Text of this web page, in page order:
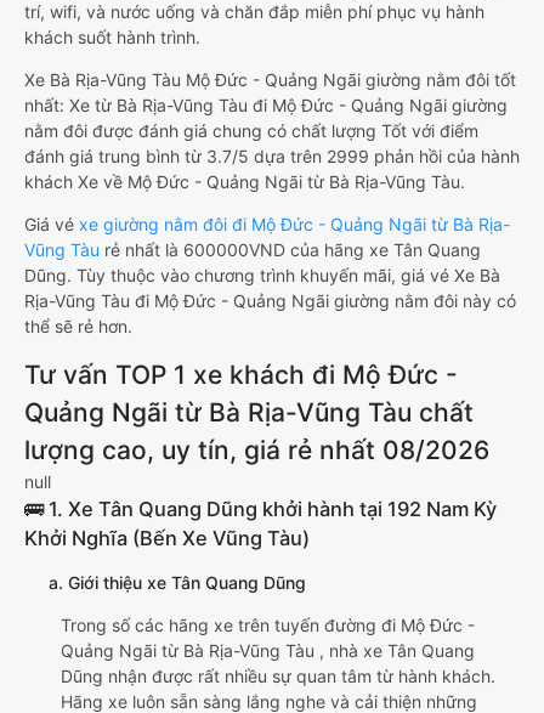
trí, wifi, và nước uống và chăn đắp miễn phí phục vụ hành
khách suốt hành trình.
Xe Bà Rịa-Vũng Tàu Mộ Đức - Quảng Ngãi giường nằm đôi tốt
nhất: Xe từ Bà Rịa-Vũng Tàu đi Mộ Đức - Quảng Ngãi giường
nằm đôi được đánh giá chung có chất lượng Tốt với điểm
đánh giá trung bình từ 3.7/5 dựa trên 2999 phản hồi của hành
khách Xe về Mộ Đức - Quảng Ngãi từ Bà Rịa-Vũng Tàu.
Giá vé xe giường nằm đôi đi Mộ Đức - Quảng Ngãi từ Bà Rịa-
Vũng Tàu rẻ nhất là 600000VND của hãng xe Tân Quang
Dũng. Tùy thuộc vào chương trình khuyến mãi, giá vé Xe Bà
Rịa-Vũng Tàu đi Mộ Đức - Quảng Ngãi giường nằm đôi này có
thể sẽ rẻ hơn.
Tư vấn TOP 1 xe khách đi Mộ Đức -
Quảng Ngãi từ Bà Rịa-Vũng Tàu chất
lượng cao, uy tín, giá rẻ nhất 08/2026
null
🚌 1. Xe Tân Quang Dũng khởi hành tại 192 Nam Kỳ
Khởi Nghĩa (Bến Xe Vũng Tàu)
a. Giới thiệu xe Tân Quang Dũng
Trong số các hãng xe trên tuyến đường đi Mộ Đức -
Quảng Ngãi từ Bà Rịa-Vũng Tàu , nhà xe Tân Quang
Dũng nhận được rất nhiều sự quan tâm từ hành khách.
Hãng xe luôn sẵn sàng lắng nghe và cải thiện những